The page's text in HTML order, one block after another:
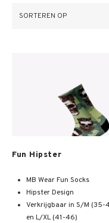
SORTEREN OP
Fun Hipster
MB Wear Fun Socks
Hipster Design
Verkrijgbaar in S/M (35-
en L/XL (41-46)